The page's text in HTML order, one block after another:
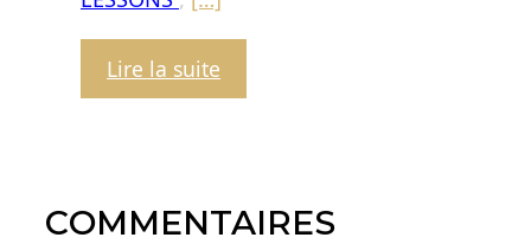
Lire la suite
En
souhaite
COMMENTAIRES